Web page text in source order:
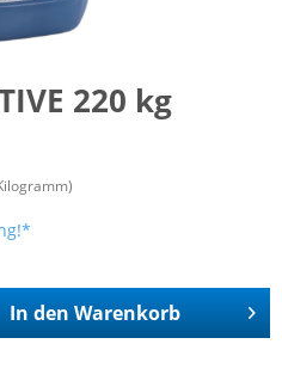
220 kg
In den Warenkorb